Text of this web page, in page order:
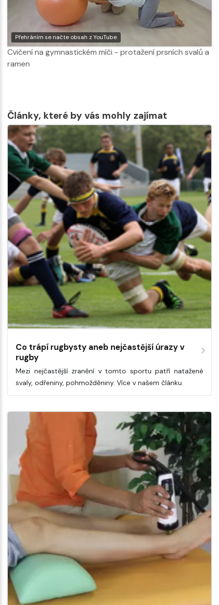
Přehráním se načte obsah z YouTube
Cvičení na gymnastickém míči - protažení prsních svalů a
ramen
Články, které by vás mohly zajímat
Co trápí rugbysty aneb nejčastější úrazy v
rugby
Mezi nejčastější zranění v tomto sportu patří natažené
svaly, odřeniny, pohmožděniny. Více v našem článku.